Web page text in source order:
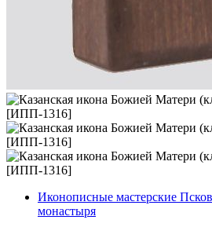
Иконописные мастерские
монастыря